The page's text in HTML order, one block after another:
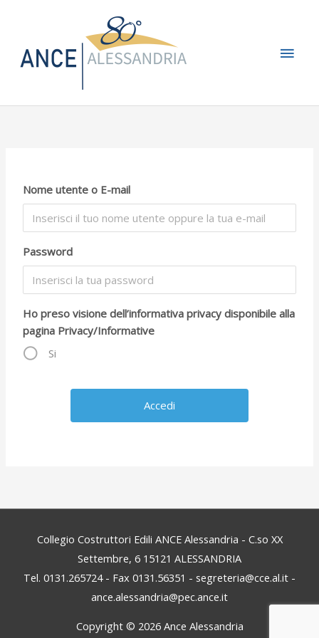
Nome utente o E-mail
Password
Ho preso visione dell’informativa privacy disponibile alla
pagina Privacy/Informative
Si
Collegio Costruttori Edili ANCE Alessandria - C.so XX
Settembre, 6 15121 ALESSANDRIA
Tel. 0131.265724 - Fax 0131.56351 - segreteria@cce.al.it -
ance.alessandria@pec.ance.it
Copyright © 2026 Ance Alessandria